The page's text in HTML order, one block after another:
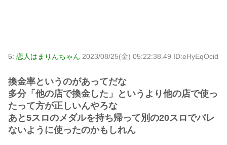
5: 恋人はまりんちゃん 2023/08/25(金) 05:22:38.49 ID:eHyEqOcid
換金率というのがあってだな
多分「他の店で換金した」というより他の店で使っ
たって方が正しいんやろな
あと5スロのメダルを持ち帰って別の20スロでバレ
ないように使ったのかもしれん